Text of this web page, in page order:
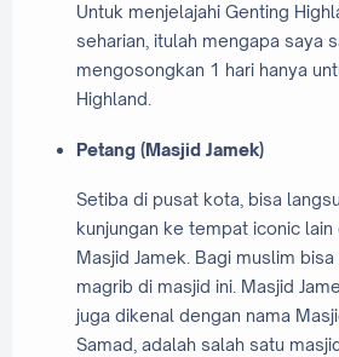
Untuk menjelajahi Genting
seharian, itulah mengapa saya
mengosongkan 1 hari hanya
Highland.
Petang (Masjid Jamek)
Setiba di pusat kota, bisa
kunjungan ke tempat iconic lain
Masjid Jamek. Bagi muslim
magrib di masjid ini. Masjid
juga dikenal dengan nama
Samad, adalah salah satu